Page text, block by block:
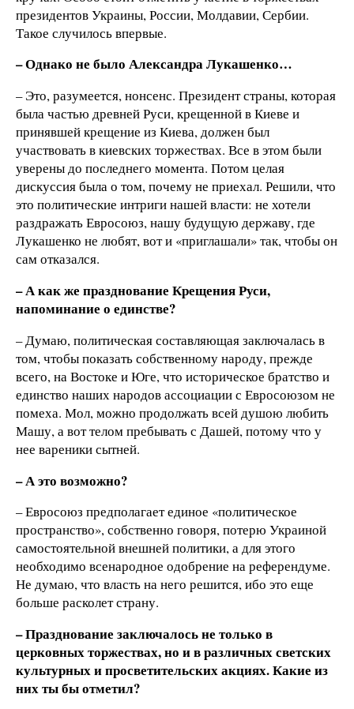
президентов Украины, России, Молдавии, Сербии.
Такое случилось впервые.
– Однако не было Александра Лукашенко…
– Это, разумеется, нонсенс. Президент страны, которая
была частью древней Руси, крещенной в Киеве и
принявшей крещение из Киева, должен был
участвовать в киевских торжествах. Все в этом были
уверены до последнего момента. Потом целая
дискуссия была о том, почему не приехал. Решили, что
это политические интриги нашей власти: не хотели
раздражать Евросоюз, нашу будущую державу, где
Лукашенко не любят, вот и «приглашали» так, чтобы он
сам отказался.
– А как же празднование Крещения Руси,
напоминание о единстве?
– Думаю, политическая составляющая заключалась в
том, чтобы показать собственному народу, прежде
всего, на Востоке и Юге, что историческое братство и
единство наших народов ассоциации с Евросоюзом не
помеха. Мол, можно продолжать всей душою любить
Машу, а вот телом пребывать с Дашей, потому что у
нее вареники сытней.
– А это возможно?
– Евросоюз предполагает единое «политическое
пространство», собственно говоря, потерю Украиной
самостоятельной внешней политики, а для этого
необходимо всенародное одобрение на референдуме.
Не думаю, что власть на него решится, ибо это еще
больше расколет страну.
– Празднование заключалось не только в
церковных торжествах, но и в различных светских
культурных и просветительских акциях. Какие из
них ты бы отметил?